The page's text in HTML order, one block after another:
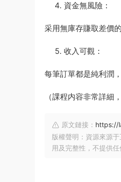
資金無風險：
采用無庫存賺取差價
收入可觀：
每筆訂單都是純利潤
（課程内容非常詳細
原文鏈接： https://
版權聲明：資源來源
用及完整性，不提供